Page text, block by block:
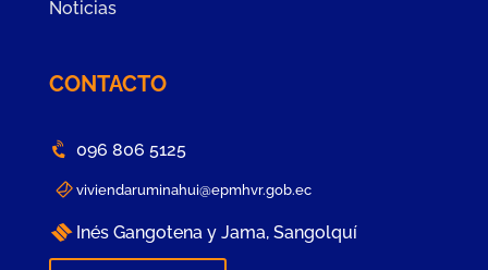
Noticias
CONTACTO
096 806 5125
viviendaruminahui@epmhvr.gob.ec
Inés Gangotena y Jama, Sangolquí